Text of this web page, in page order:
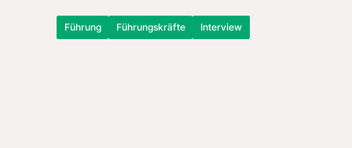
Führung Führungskräfte Interview